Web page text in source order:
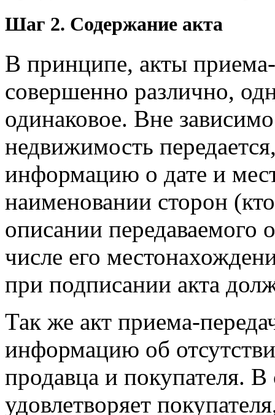
Шаг 2. Содержание акта
В принципе, акты
совершенно различно,
одинаковое. Вне
недвижимость
информацию о дате и
наименовании сторон
описании передаваемого
числе его
при подписании акта
Так же акт приема-
информацию об
продавца и покупателя. В
удовлетворяет